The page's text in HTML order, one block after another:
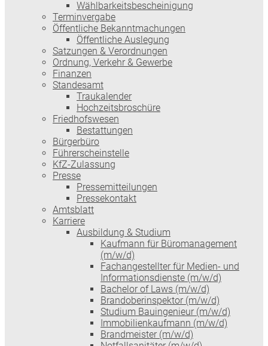
Wählbarkeitsbescheinigung
Terminvergabe
Öffentliche Bekanntmachungen
Öffentliche Auslegung
Satzungen & Verordnungen
Ordnung, Verkehr & Gewerbe
Finanzen
Standesamt
Traukalender
Hochzeitsbroschüre
Friedhofswesen
Bestattungen
Bürgerbüro
Führerscheinstelle
KfZ-Zulassung
Presse
Pressemitteilungen
Pressekontakt
Amtsblatt
Karriere
Ausbildung & Studium
Kaufmann für Büromanagement
(m/w/d)
Fachangestellter für Medien- und
Informationsdienste (m/w/d)
Bachelor of Laws (m/w/d)
Brandoberinspektor (m/w/d)
Studium Bauingenieur (m/w/d)
Immobilienkaufmann (m/w/d)
Brandmeister (m/w/d)